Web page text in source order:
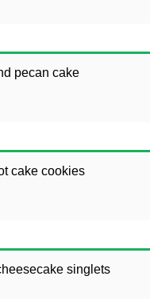
pecan cake
cake cookies
singlets